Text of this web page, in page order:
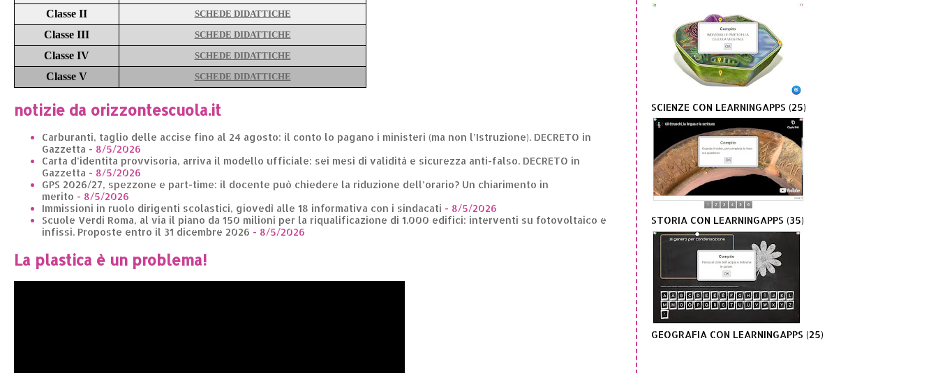
Classe II SCHEDE DIDATTICHE
Classe III SCHEDE DIDATTICHE
Classe IV SCHEDE DIDATTICHE
Classe V SCHEDE DIDATTICHE
notizie da orizzontescuola.it
Carburanti, taglio delle accise fino al 24 agosto: il conto lo pagano i ministeri (ma non l’Istruzione). DECRETO in
Gazzetta - 8/5/2026
Carta d’identita provvisoria, arriva il modello ufficiale: sei mesi di validità e sicurezza anti-falso. DECRETO in
Gazzetta - 8/5/2026
GPS 2026/27, spezzone e part-time: il docente può chiedere la riduzione dell’orario? Un chiarimento in
merito - 8/5/2026
Immissioni in ruolo dirigenti scolastici, giovedì alle 18 informativa con i sindacati - 8/5/2026
Scuole Verdi Roma, al via il piano da 150 milioni per la riqualificazione di 1.000 edifici: interventi su fotovoltaico e
infissi. Proposte entro il 31 dicembre 2026 - 8/5/2026
La plastica è un problema!
SCIENZE CON LEARNINGAPPS (25)
STORIA CON LEARNINGAPPS (35)
GEOGRAFIA CON LEARNINGAPPS (25)